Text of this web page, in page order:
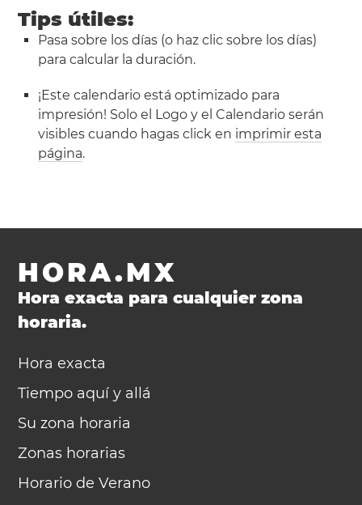
Tips útiles:
Pasa sobre los días (o haz clic sobre los días)
para calcular la duración.
¡Este calendario está optimizado para
impresión! Solo el Logo y el Calendario serán
visibles cuando hagas click en imprimir esta
página.
HORA.MX
Hora exacta para cualquier zona
horaria.
Hora exacta
Tiempo aquí y allá
Su zona horaria
Zonas horarias
Horario de Verano